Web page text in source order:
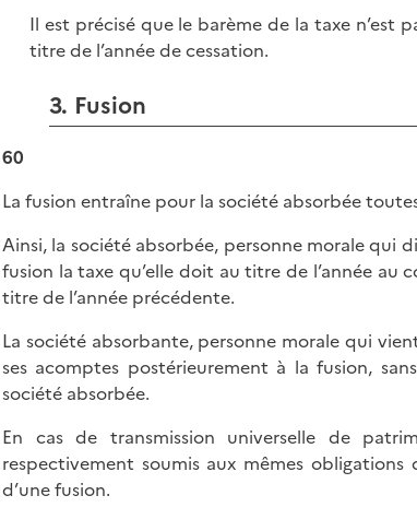
Il est précisé que le barème de la taxe n’est
titre de l’année de cessation.
3. Fusion
60
La fusion entraîne pour la société absorbée
Ainsi, la société absorbée, personne morale qui
fusion la taxe qu’elle doit au titre de l’année au
titre de l’année précédente.
La société absorbante, personne morale qui
ses acomptes postérieurement à la fusion,
société absorbée.
En cas de transmission universelle de
respectivement soumis aux mêmes
d’une fusion.